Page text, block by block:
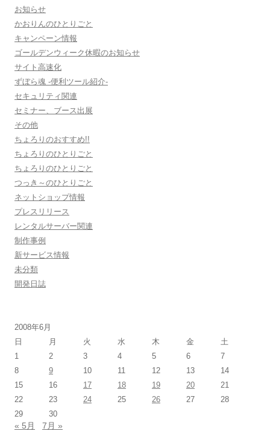
お知らせ
かおりんのひとりごと
キャンペーン情報
ゴールデンウィーク休暇のお知らせ
サイト高速化
ずぼら魂 -便利ツール紹介-
セキュリティ関連
セミナー、ブース出展
その他
ちょろりのおすすめ!!
ちょろりのひとりごと
ちょろりのひとりごと
つっき～のひとりごと
ネットショップ情報
プレスリリース
レンタルサーバー関連
制作事例
新サービス情報
未分類
開発日誌
2008年6月
日
月 火 水 木 金
土
1
2 3 4 5 6
7
8
9 10 11 12 13
14
15
16 17 18 19 20
21
22
23 24 25 26 27
28
29
30
« 5月 7月 »